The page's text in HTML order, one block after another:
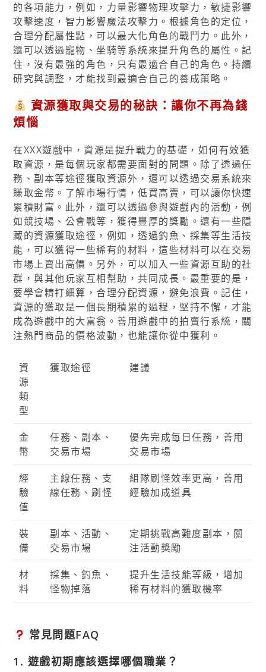
的各項能力，例如，力量影響物理攻擊力，敏捷影響
攻擊速度，智力影響魔法攻擊力。根據角色的定位，
合理分配屬性點，可以最大化角色的戰鬥力。此外，
還可以透過寵物、坐騎等系統來提升角色的屬性。記
住，沒有最強的角色，只有最適合自己的角色。持續
研究與調整，才能找到最適合自己的養成策略。
資源獲取與交易的秘訣：讓你不再為錢
煩惱
在XXX遊戲中，資源是提升戰力的基礎，如何有效獲
取資源，是每個玩家都需要面對的問題。除了透過任
務、副本等途徑獲取資源外，還可以透過交易系統來
賺取金幣。了解市場行情，低買高賣，可以讓你快速
累積財富。此外，還可以透過參與遊戲內的活動，例
如競技場、公會戰等，獲得豐厚的獎勵。還有一些隱
藏的資源獲取途徑，例如，透過釣魚、採集等生活技
能，可以獲得一些稀有的材料，這些材料可以在交易
市場上賣出高價。另外，可以加入一些資源互助的社
群，與其他玩家互相幫助，共同成長。最重要的是，
要學會精打細算，合理分配資源，避免浪費。記住，
資源的獲取是一個長期積累的過程，堅持不懈，才能
成為遊戲中的大富翁。善用遊戲中的拍賣行系統，關
注熱門商品的價格波動，也能讓你從中獲利。
資
源
類
型
獲取途徑 建議
金
幣
任務、副本、
交易市場
優先完成每日任務，善用
交易市場
經
驗
值
主線任務、支
線任務、刷怪
組隊刷怪效率更高，善用
經驗加成道具
裝
備
副本、活動、
交易市場
定期挑戰高難度副本，關
注活動獎勵
材
料
採集、釣魚、
怪物掉落
提升生活技能等級，增加
稀有材料的獲取機率
常見問題FAQ
1. 遊戲初期應該選擇哪個職業？